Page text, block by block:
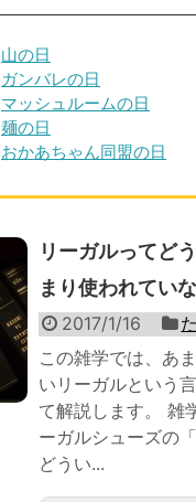
山の日
ガンバレの日
マッシュルームの日
麺の日
おかあちゃん同盟の日
リーガルってど
まり使われてい
2017/1/16
この雑学では、あ
いリーガルという
て解説します。 雑
ーガルシューズの
どうい...